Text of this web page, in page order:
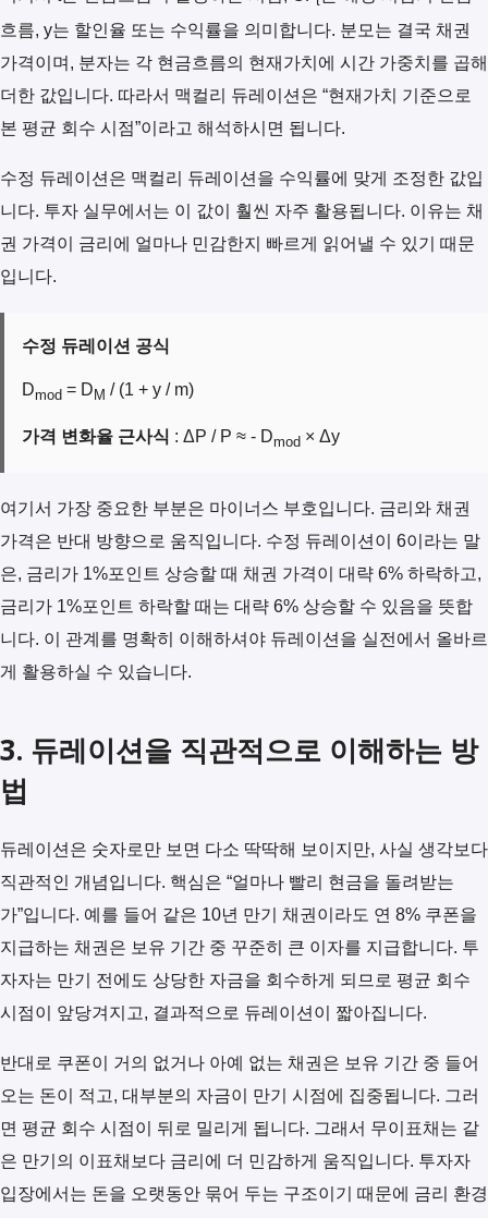
흐름, y는 할인율 또는 수익률을 의미합니다. 분모는 결국 채권
가격이며, 분자는 각 현금흐름의 현재가치에 시간 가중치를 곱해
더한 값입니다. 따라서 맥컬리 듀레이션은 “현재가치 기준으로
본 평균 회수 시점”이라고 해석하시면 됩니다.
수정 듀레이션은 맥컬리 듀레이션을 수익률에 맞게 조정한 값입
니다. 투자 실무에서는 이 값이 훨씬 자주 활용됩니다. 이유는 채
권 가격이 금리에 얼마나 민감한지 빠르게 읽어낼 수 있기 때문
입니다.
수정 듀레이션 공식
Dmod = D M / (1 + y / m)
가격 변화율 근사식 : ΔP / P ≈ - Dmod × Δy
여기서 가장 중요한 부분은 마이너스 부호입니다. 금리와 채권
가격은 반대 방향으로 움직입니다. 수정 듀레이션이 6이라는 말
은, 금리가 1%포인트 상승할 때 채권 가격이 대략 6% 하락하고,
금리가 1%포인트 하락할 때는 대략 6% 상승할 수 있음을 뜻합
니다. 이 관계를 명확히 이해하셔야 듀레이션을 실전에서 올바르
게 활용하실 수 있습니다.
3. 듀레이션을 직관적으로 이해하는 방
법
듀레이션은 숫자로만 보면 다소 딱딱해 보이지만, 사실 생각보다
직관적인 개념입니다. 핵심은 “얼마나 빨리 현금을 돌려받는
가”입니다. 예를 들어 같은 10년 만기 채권이라도 연 8% 쿠폰을
지급하는 채권은 보유 기간 중 꾸준히 큰 이자를 지급합니다. 투
자자는 만기 전에도 상당한 자금을 회수하게 되므로 평균 회수
시점이 앞당겨지고, 결과적으로 듀레이션이 짧아집니다.
반대로 쿠폰이 거의 없거나 아예 없는 채권은 보유 기간 중 들어
오는 돈이 적고, 대부분의 자금이 만기 시점에 집중됩니다. 그러
면 평균 회수 시점이 뒤로 밀리게 됩니다. 그래서 무이표채는 같
은 만기의 이표채보다 금리에 더 민감하게 움직입니다. 투자자
입장에서는 돈을 오랫동안 묶어 두는 구조이기 때문에 금리 환경